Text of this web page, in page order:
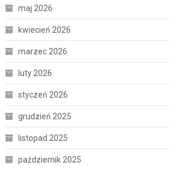
maj 2026
kwiecień 2026
marzec 2026
luty 2026
styczeń 2026
grudzień 2025
listopad 2025
październik 2025